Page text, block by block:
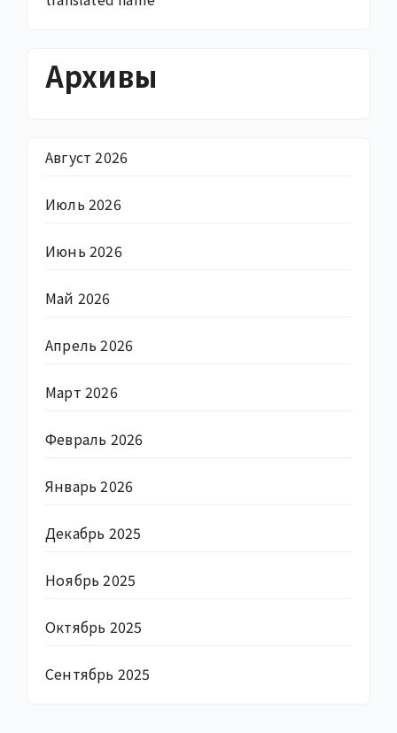
Архивы
Август 2026
Июль 2026
Июнь 2026
Май 2026
Апрель 2026
Март 2026
Февраль 2026
Январь 2026
Декабрь 2025
Ноябрь 2025
Октябрь 2025
Сентябрь 2025